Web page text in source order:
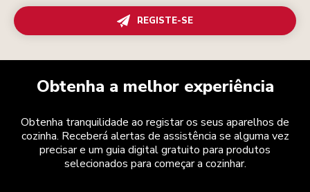
REGISTE-SE
Obtenha a melhor experiência
Obtenha tranquilidade ao registar os seus aparelhos de
cozinha. Receberá alertas de assistência se alguma vez
precisar e um guia digital gratuito para produtos
selecionados para começar a cozinhar.